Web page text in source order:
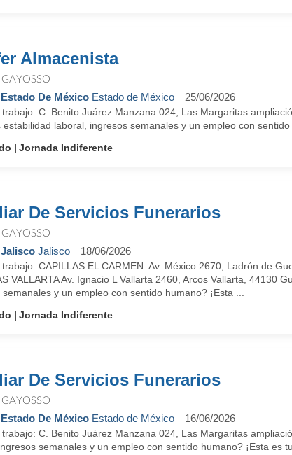
Almacenista
De MéxicoEstado de México 25/06/2026
C. Benito Juárez Manzana 024, Las Margaritas
estabilidad laboral, ingresos semanales y un empleo con sentido
Jornada Indiferente
De Servicios Funerarios
Jalisco 18/06/2026
CAPILLAS EL CARMEN: Av. México 2670, Ladrón de
VALLARTA Av. Ignacio L Vallarta 2460, Arcos Vallarta, 44130
y un empleo con sentido humano? ¡Esta ...
Jornada Indiferente
De Servicios Funerarios
De MéxicoEstado de México 16/06/2026
C. Benito Juárez Manzana 024, Las Margaritas
semanales y un empleo con sentido humano? ¡Esta es